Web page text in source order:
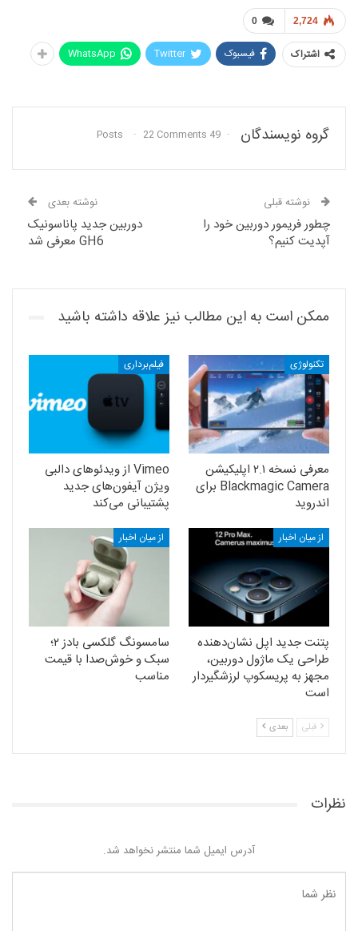
0 2,724
اشتراک فیسبوک Twitter
WhatsApp
گروه نویسندگان 49 Posts
22 Comments
نوشته قبلی
چطور فریمور دوربین خود را
آپدیت کنیم؟
نوشته بعدی
دوربین جدید پاناسونیک
GH6 معرفی شد
ممکن است به این مطالب نیز علاقه داشته باشید
تکنولوژی
معرفی نسخه ۲.۱ اپلیکیشن
Blackmagic Camera برای
اندروید
فیلم‌برداری
Vimeo از ویدئوهای دالبی
ویژن آیفون‌های جدید
پشتیبانی می‌کند
از میان اخبار
پتنت جدید اپل نشان‌دهنده
طراحی یک ماژول دوربین،
مجهز به پریسکوپ لرزشگیردار
است
از میان اخبار
سامسونگ گلکسی بادز ۲؛
سبک و خوش‌صدا با قیمت
مناسب
قبلی بعدی
نظرات
آدرس ایمیل شما منتشر نخواهد شد.